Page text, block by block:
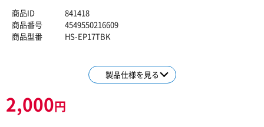
商品ID
841418
商品番号
4549550216609
商品型番
HS-EP17TBK
製品仕様を見る
2,000円